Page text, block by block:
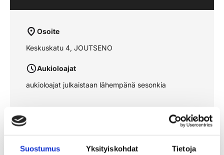
Suostumus Yksityiskohdat Tietoja
Osoite
Keskuskatu 4, JOUTSENO
Aukioloajat
aukioloajat julkaistaan lähempänä sesonkia